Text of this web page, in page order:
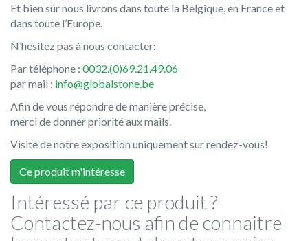
Et bien sûr nous livrons dans toute la Belgique, en France et
dans toute l’Europe.
N’hésitez pas à nous contacter:
Par téléphone : 0032.(0)69.21.49.06
par mail : info@globalstone.be
Afin de vous répondre de manière précise,
merci de donner priorité aux mails.
Visite de notre exposition uniquement sur rendez-vous!
Ce produit m'intéresse
Intéressé par ce produit ?
Contactez-nous afin de connaitre